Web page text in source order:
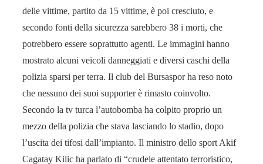
delle vittime, partito da 15 vittime, è poi cresciuto, e
secondo fonti della sicurezza sarebbero 38 i morti, che
potrebbero essere soprattutto agenti. Le immagini hanno
mostrato alcuni veicoli danneggiati e diversi caschi della
polizia sparsi per terra. Il club del Bursaspor ha reso noto
che nessuno dei suoi supporter è rimasto coinvolto.
Secondo la tv turca l’autobomba ha colpito proprio un
mezzo della polizia che stava lasciando lo stadio, dopo
l’uscita dei tifosi dall’impianto. Il ministro dello sport Akif
Cagatay Kilic ha parlato di “crudele attentato terroristico,